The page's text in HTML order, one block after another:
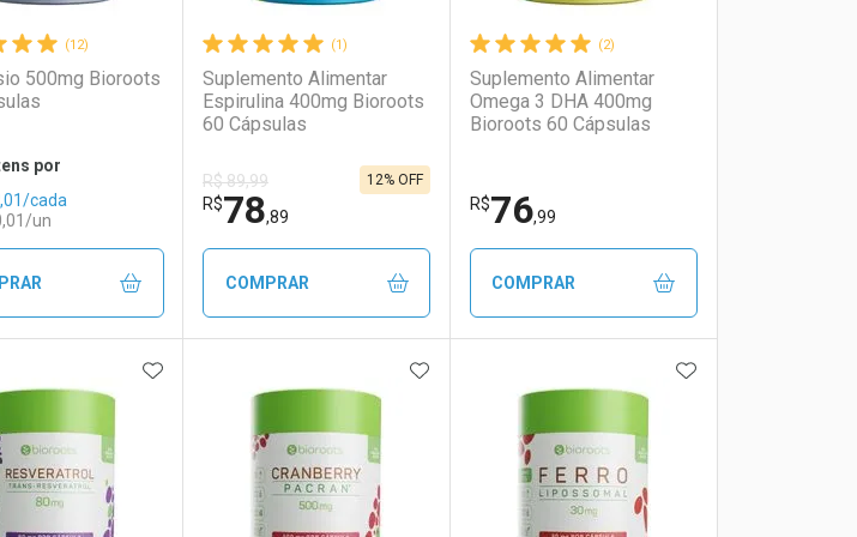
(12)
500mg Bioroots
por
,01/cada
un
(1)
Suplemento Alimentar
Espirulina 400mg Bioroots
60 Cápsulas
R$ 89,99
R$78,89
12% OFF
COMPRAR
Laboratório
Por Menos
(2)
Suplemento Alimentar
Omega 3 DHA 400mg
Bioroots 60 Cápsulas
R$76,99
COMPRAR
Laboratório
Por Menos
FAVORITOSADICIONAR AOS FAVORITOSADICIONAR AOS FAVORITOSADICIONAR AOS